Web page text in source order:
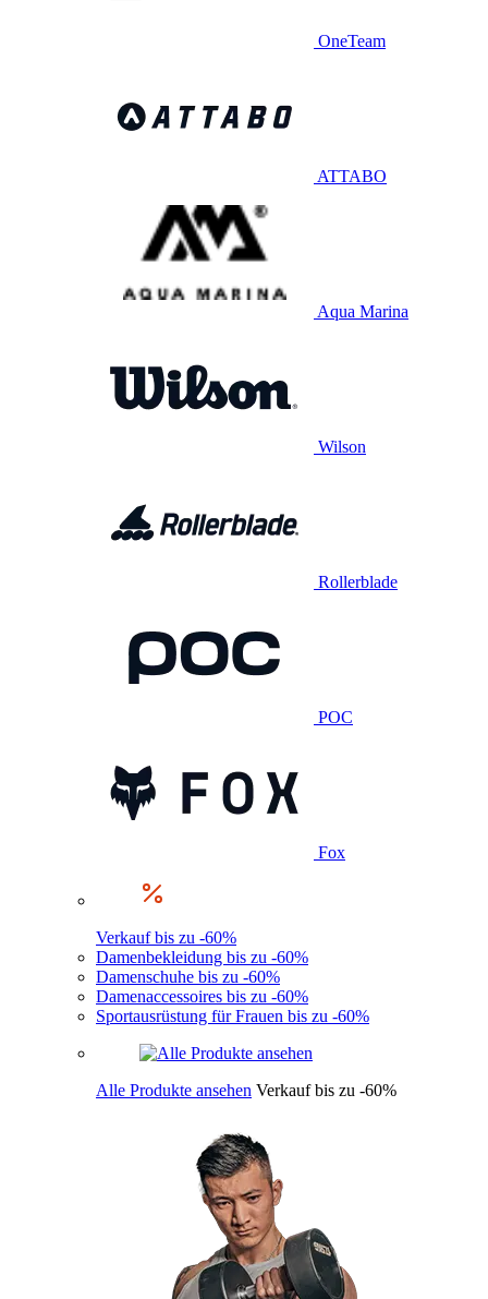
OneTeam
ATTABO
Aqua Marina
Wilson
Rollerblade
POC
Fox
Verkauf bis zu -60%
Damenbekleidung bis zu -60%
Damenschuhe bis zu -60%
Damenaccessoires bis zu -60%
Sportausrüstung für Frauen bis zu -60%
Alle Produkte ansehen Verkauf bis zu -60%